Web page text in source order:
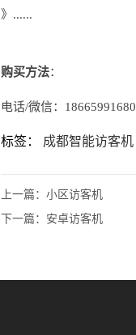
》......
购买方法：
电话/微信：18665991680
标签： 成都智能访客机
上一篇： 小区访客机
下一篇： 安卓访客机